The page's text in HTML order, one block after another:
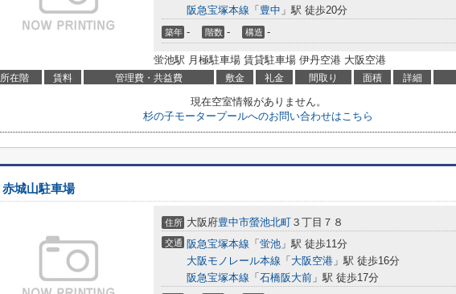
阪急宝塚本線 「 豊中 」駅 徒歩20分
築年 - 階数 - 構造 -
蛍池駅 月極駐車場 賃貸駐車場 伊丹空港 大阪空港
所在階 賃料 管理費・共益費 敷金 礼金 間取り 面積 詳細
現在空室情報がありません。
杉の子モータープールへのお問い合わせはこちら
赤城山駐車場
住所 大阪府豊中市螢池北町 ３丁目７８
交通 阪急宝塚本線 「 蛍池 」駅 徒歩11分
大阪モノレール本線 「 大阪空港 」駅 徒歩16分
阪急宝塚本線 「 石橋阪大前 」駅 徒歩17分